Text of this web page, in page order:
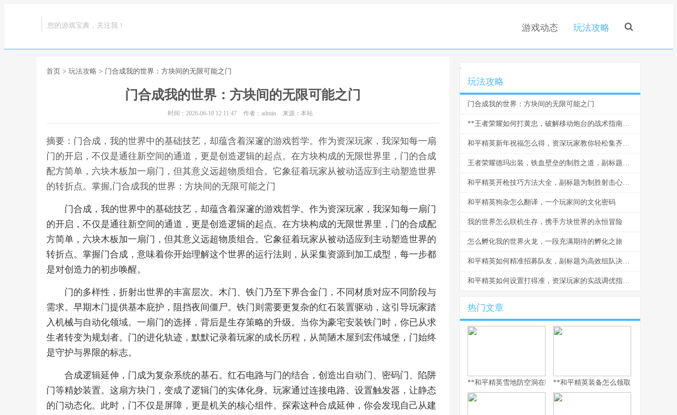
您的游戏宝典，关注我！ 游戏动态 玩法攻略
首页 > 玩法攻略 > 门合成我的世界：方块间的无限可能之门
门合成我的世界：方块间的无限可能之门
时间：2026-06-10 12:11:47 作者：admin 来源：本站
摘要：门合成，我的世界中的基础技艺，却蕴含着深邃的游戏哲学。作为资深玩家，我深知每一扇
门的开启，不仅是通往新空间的通道，更是创造逻辑的起点。在方块构成的无限世界里，门的合成
配方简单，六块木板加一扇门，但其意义远超物质组合。它象征着玩家从被动适应到主动塑造世界
的转折点。掌握,门合成我的世界：方块间的无限可能之门
门合成，我的世界中的基础技艺，却蕴含着深邃的游戏哲学。作为资深玩家，我深知每一扇门
的开启，不仅是通往新空间的通道，更是创造逻辑的起点。在方块构成的无限世界里，门的合成配
方简单，六块木板加一扇门，但其意义远超物质组合。它象征着玩家从被动适应到主动塑造世界的
转折点。掌握门合成，意味着你开始理解这个世界的运行法则，从采集资源到加工成型，每一步都
是对创造力的初步唤醒。
门的多样性，折射出世界的丰富层次。木门、铁门乃至下界合金门，不同材质对应不同阶段与
需求。早期木门提供基本庇护，阻挡夜间僵尸。铁门则需要更复杂的红石装置驱动，这引导玩家踏
入机械与自动化领域。一扇门的选择，背后是生存策略的升级。当你为豪宅安装铁门时，你已从求
生者转变为规划者。门的进化轨迹，默默记录着玩家的成长历程，从简陋木屋到宏伟城堡，门始终
是守护与界限的标志。
合成逻辑延伸，门成为复杂系统的基石。红石电路与门的结合，创造出自动门、密码门、陷阱
门等精妙装置。这扇方块门，变成了逻辑门的实体化身。玩家通过连接电路、设置触发器，让静态
的门动态化。此时，门不仅是屏障，更是机关的核心组件。探索这种合成延伸，你会发现自己从建
.
玩法攻略
门合成我的世界：方块间的无限可能之门
**王者荣耀如何打黄忠，破解移动炮台的战术指南，副标题，从对线到团战的全面克制之道**
和平精英新年祝福怎么得，资深玩家教你轻松集齐贺岁福利
王者荣耀德玛出装，铁血壁垒的制胜之道，副标题为峡谷坦王的装备哲学
和平精英开枪技巧方法大全，副标题为制胜射击心得分享
和平精英狗杂怎么翻译，一个玩家间的文化密码
我的世界怎么联机生存，携手方块世界的永恒冒险
怎么孵化我的世界火龙，一段充满期待的孵化之旅
和平精英如何精准招募队友，副标题为高效组队决胜战场秘诀
和平精英如何设置打得准，资深玩家的实战调优指南，副标题，从灵敏度到战术意识的全面精解
热门文章
**和平精英雪地防空洞在哪里，副标题，冰封秘境与战术宝库探寻
**和平精英装备怎么领取，资深玩家